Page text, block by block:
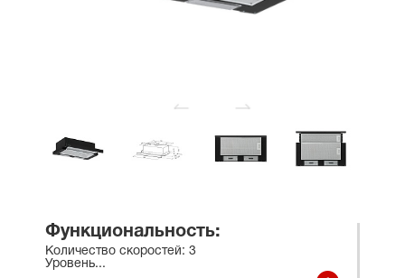
Функциональность:
Количество скоростей: 3
Уровень...